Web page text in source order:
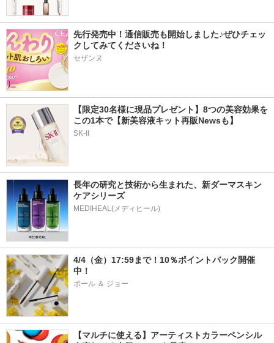
先行発売中！通信販売も開始しました♪ぜひチェッ
クしてみてくださいね！
セザンヌ
【限定30名様に現品プレゼント】8つの美容効果を
この1本で【新美容液キット再販Newsも】
SK-II
長年の研究と技術から生まれた、新ダーマスキン
ケアシリーズ
4/4（金）17:59まで！10％ポイントバック開催
中！
ポール ＆ ジョー
【マルチに使える】アーティストカラーペンシル